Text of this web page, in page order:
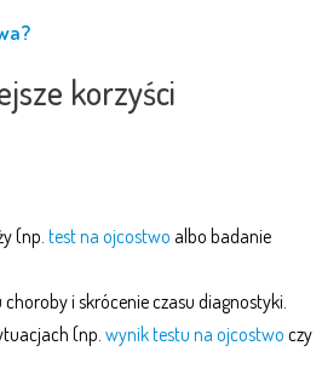
korzyści
(np. test na ojcostwo albo badanie
i skrócenie czasu diagnostyki.
(np. wynik testu na ojcostwo czy